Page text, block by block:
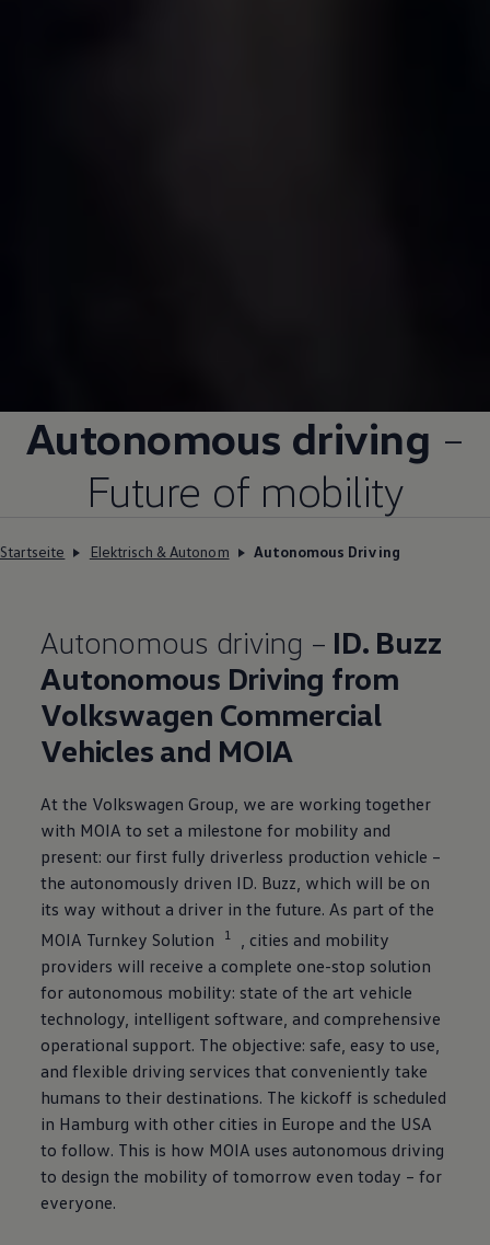
Autonomous driving –
Future of mobility
Startseite Elektrisch & Autonom Autonomous Driving
Autonomous driving – ID. Buzz
Autonomous Driving from
Volkswagen Commercial
Vehicles and MOIA
At the Volkswagen Group, we are working together
with MOIA to set a milestone for mobility and
present: our first fully driverless production vehicle –
the autonomously driven ID. Buzz, which will be on
its way without a driver in the future. As part of the
MOIA Turnkey Solution
1
, cities and mobility
providers will receive a complete one-stop solution
for autonomous mobility: state of the art vehicle
technology, intelligent software, and comprehensive
operational support. The objective: safe, easy to use,
and flexible driving services that conveniently take
humans to their destinations. The kickoff is scheduled
in Hamburg with other cities in Europe and the USA
to follow. This is how MOIA uses autonomous driving
to design the mobility of tomorrow even today – for
everyone.